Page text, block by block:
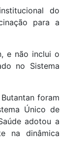
do
para a
e não inclui o
no Sistema
foram
Único de
adotou a
na dinâmica